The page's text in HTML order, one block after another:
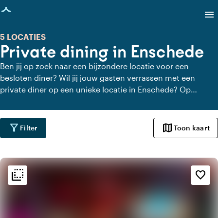
geladen
menu
Private dining in Enschede
5 LOCATIES
Ben jij op zoek naar een bijzondere locatie voor een
besloten diner? Wil jij jouw gasten verrassen met een
private diner op een unieke locatie in Enschede? Op
Enschede waar je in alle rust kunt dineren. Bekijk alle
private dining locaties voor een heerlijk verzorgd private
diner.
filter_alt Filter map Toon kaart
flip_to_back favorite_border
flip_to_back Sfeer en esthetiek
check_box_outline_blank
Basic